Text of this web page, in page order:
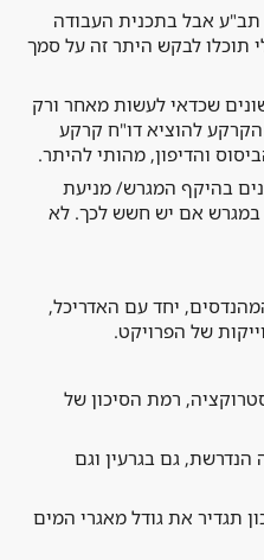
אבל בתכנית העבודה
תוכלו לבקש היתר זה על סמך
שכדאי לעשות מאחר ורק
להוציא דו"ח קרקע
והדיפון, מהותי להיתר.
בהיקף המגרש/ מניעת
במגרש אם יש חשש לכך. לא
יחד עם האדריכל,
של הפרויקט.
רמת הסיכון של
הנדרשת, גם בגרעין וגם
תגדיר את גודל מאגרי המים